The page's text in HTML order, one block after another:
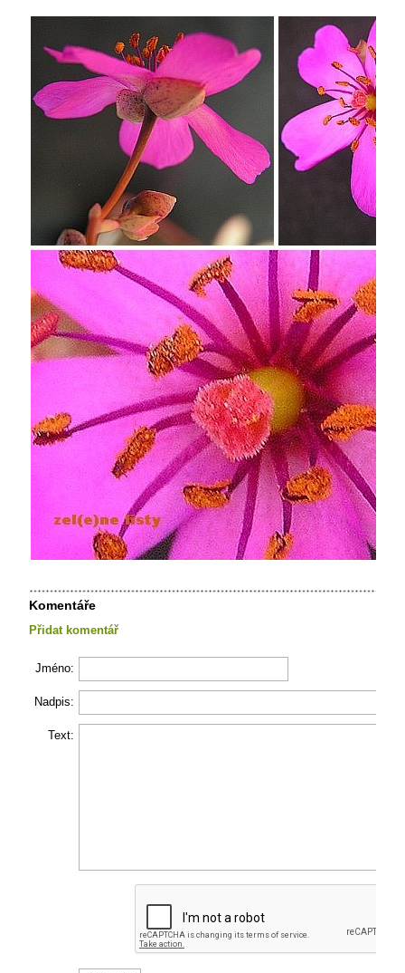
Komentáře
Přidat komentář
Jméno:
Nadpis:
Text: